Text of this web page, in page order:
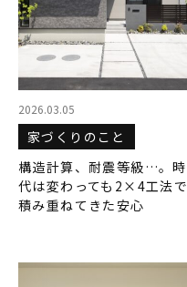
2026.03.05
家づくりのこと
構造計算、耐震等級…。時
代は変わっても2×4工法で
積み重ねてきた安心